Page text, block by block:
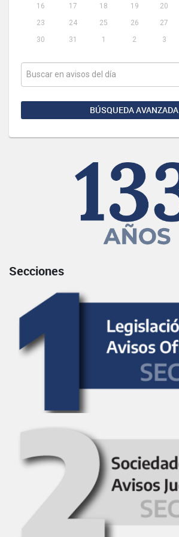
16
17 18 19 20
23
24 25 26 27
30
31 1 2 3
BÚSQUEDA AVANZADA
Secciones